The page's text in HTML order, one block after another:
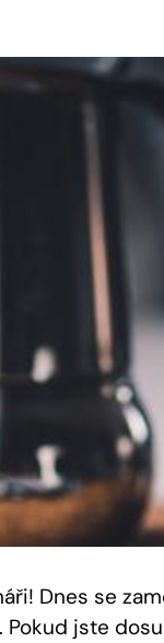
Dnes se
Pokud jste